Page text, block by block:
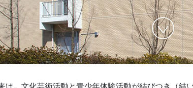
は、文化芸術活動と青少年体験活動が結びつき（